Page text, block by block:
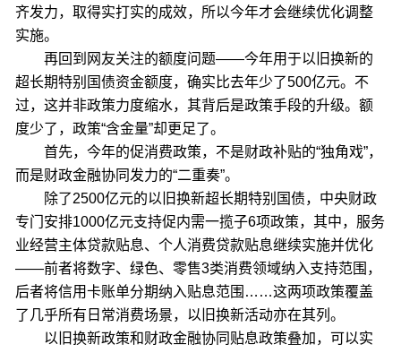
齐发力，取得实打实的成效，所以今年才会继续优化调整
实施。
再回到网友关注的额度问题——今年用于以旧换新的
超长期特别国债资金额度，确实比去年少了500亿元。不
过，这并非政策力度缩水，其背后是政策手段的升级。额
度少了，政策“含金量”却更足了。
首先，今年的促消费政策，不是财政补贴的“独角戏”，
而是财政金融协同发力的“二重奏”。
除了2500亿元的以旧换新超长期特别国债，中央财政
专门安排1000亿元支持促内需一揽子6项政策，其中，服务
业经营主体贷款贴息、个人消费贷款贴息继续实施并优化
——前者将数字、绿色、零售3类消费领域纳入支持范围，
后者将信用卡账单分期纳入贴息范围……这两项政策覆盖
了几乎所有日常消费场景，以旧换新活动亦在其列。
以旧换新政策和财政金融协同贴息政策叠加，可以实